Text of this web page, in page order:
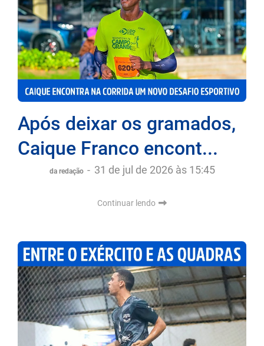
Após deixar os gramados,
Caique Franco encont...
da redação - 31 de jul de 2026 às 15:45
Continuar lendo